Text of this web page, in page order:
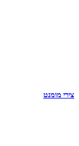
צירי מומנט